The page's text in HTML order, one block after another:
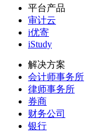
平台产品
审计云
i优寄
iStudy
解决方案
会计师事务所
律师事务所
券商
财务公司
银行